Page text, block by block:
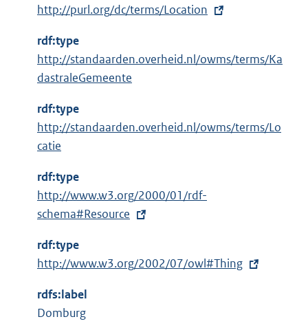
E
t
e
r
e
n
k
:
http://purl.org/dc/terms/Location
rdf:type
http://standaarden.overheid.nl/owms/terms/Ka
dastraleGemeente
rdf:type
http://standaarden.overheid.nl/owms/terms/Lo
catie
rdf:type
E
x
e
r
e
http://www.w3.org/2000/01/rdf-
schema#Resource
rdf:type
E
t
e
http://www.w3.org/2002/07/owl#Thing
rdfs:label
Domburg